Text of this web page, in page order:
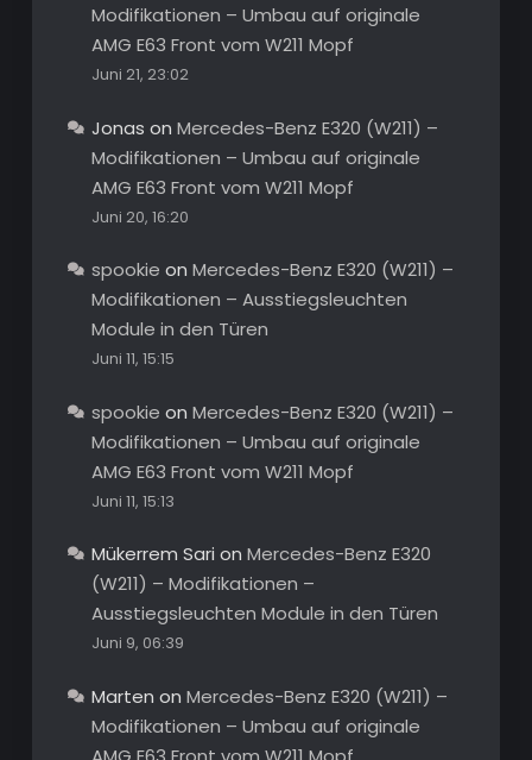
Modifikationen – Umbau auf originale
AMG E63 Front vom W211 Mopf
Juni 21, 23:02
Jonas on Mercedes-Benz E320 (W211) –
Modifikationen – Umbau auf originale
AMG E63 Front vom W211 Mopf
Juni 20, 16:20
spookie on Mercedes-Benz E320 (W211) –
Modifikationen – Ausstiegsleuchten
Module in den Türen
Juni 11, 15:15
spookie on Mercedes-Benz E320 (W211) –
Modifikationen – Umbau auf originale
AMG E63 Front vom W211 Mopf
Juni 11, 15:13
Mükerrem Sari on Mercedes-Benz E320
(W211) – Modifikationen –
Ausstiegsleuchten Module in den Türen
Juni 9, 06:39
Marten on Mercedes-Benz E320 (W211) –
Modifikationen – Umbau auf originale